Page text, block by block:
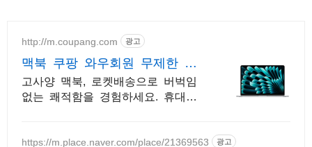
http://m.coupang.com 광고
맥북 쿠팡 와우회원 무제한 무
료배송
고사양 맥북, 로켓배송으로 버벅임
없는 쾌적함을 경험하세요. 휴대성
https://m.place.naver.com/place/21369563 광고